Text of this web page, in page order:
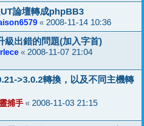
論壇轉成phpBB3
« 2008-11-14 10:36
級出錯的問題(加入字首)
« 2008-11-07 21:04
>3.0.2轉換，以及不同主機轉
捕手 « 2008-11-03 21:15